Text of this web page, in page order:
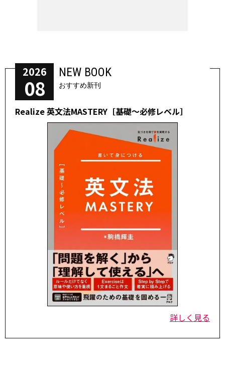
2026
08
NEW BOOK
おすすめ新刊
Realize 英文法MASTERY［基礎～必修レベル］
詳しく見る